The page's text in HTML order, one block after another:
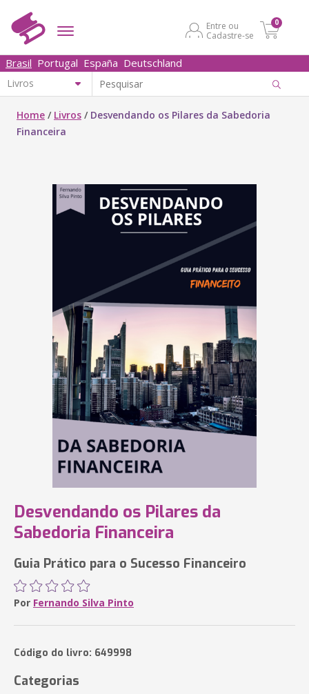
Entre ou
Cadastre-se
0
Brasil Portugal España Deutschland
Home / Livros / Desvendando os Pilares da Sabedoria
Financeira
Desvendando os Pilares da
Sabedoria Financeira
Guia Prático para o Sucesso Financeiro
Por Fernando Silva Pinto
Código do livro: 649998
Categorias